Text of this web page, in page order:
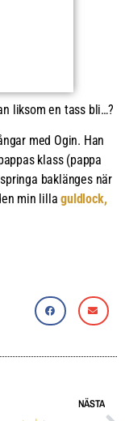
liksom en tass bli…?
med Ogin. Han
klass (pappa
baklänges när
min lillaguldlock,
NÄSTA